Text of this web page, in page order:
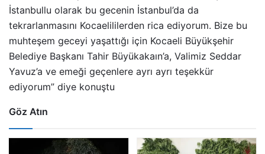
İstanbullu olarak bu gecenin İstanbul’da da
tekrarlanmasını Kocaelililerden rica ediyorum. Bize bu
muhteşem geceyi yaşattığı için Kocaeli Büyükşehir
Belediye Başkanı Tahir Büyükakaın’a, Valimiz Seddar
Yavuz’a ve emeği geçenlere ayrı ayrı teşekkür
ediyorum” diye konuştu
Göz Atın